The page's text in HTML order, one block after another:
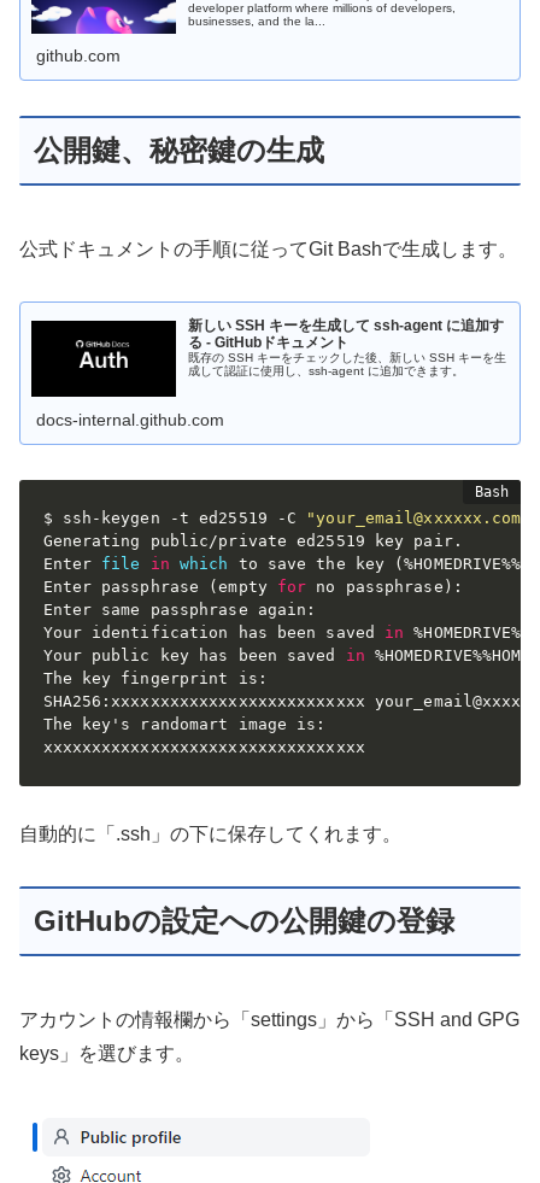
developer platform where millions of developers,
businesses, and the la...
github.com
公開鍵、秘密鍵の生成
公式ドキュメントの手順に従ってGit Bashで生成します。
新しい SSH キーを生成して ssh-agent に追加す
る - GitHubドキュメント
既存の SSH キーをチェックした後、新しい SSH キーを生
成して認証に使用し、ssh-agent に追加できます。
docs-internal.github.com
$ ssh-keygen -t ed25519 -C
"your_email@xxxxxx.com"
Generating public/private ed25519 key pair.
Enter file in which to save the key (
Enter passphrase
(empty for no passphrase ) :
Enter same passphrase again:
Your identification has been saved in
Your public key has been saved in
The key fingerprint is:
SHA256:xxxxxxxxxxxxxxxxxxxxxxxxxx
The key's randomart image is:
xxxxxxxxxxxxxxxxxxxxxxxxxxxxxxxxx
自動的に「.ssh」の下に保存してくれます。
GitHubの設定への公開鍵の登録
アカウントの情報欄から「settings」から「SSH and GPG
keys」を選びます。